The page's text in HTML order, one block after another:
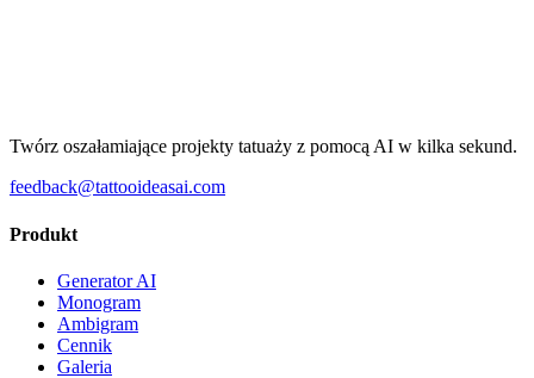
Twórz oszałamiające projekty tatuaży z pomocą AI w kilka sekund.
feedback@tattooideasai.com
Produkt
Generator AI
Monogram
Ambigram
Cennik
Galeria